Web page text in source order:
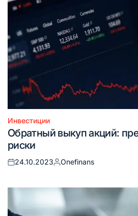
Опубликовано
в
Инвестиции
Обратный выкуп акций:
риски
Опубликовано
24.10.2023
Запись
Onefinans